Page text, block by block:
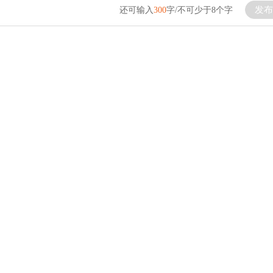
还可输入 300字/不可少于8个字 发